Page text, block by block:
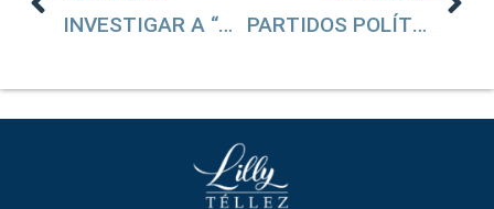
INVESTIGAR A “MALORO”
PARTIDOS POLÍTICOS: NEGOCIO DESCARADO